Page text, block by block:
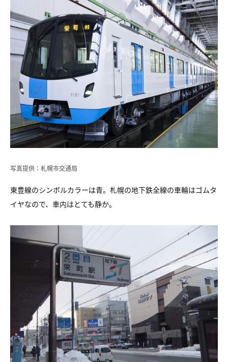
写真提供：札幌市交通局
東豊線のシンボルカラーは青。札幌の地下鉄全線の車輪はゴムタ
イヤなので、車内はとても静か。